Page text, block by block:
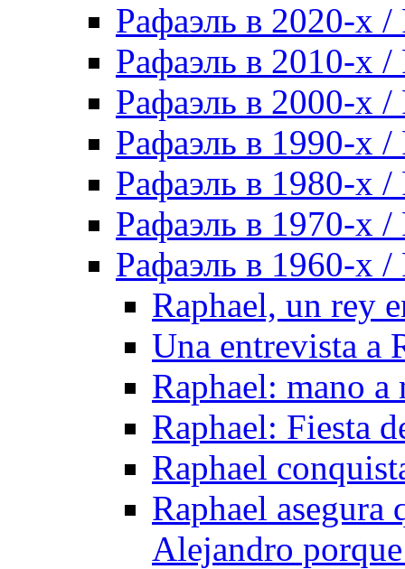
Рафаэль в 2020-х /
Рафаэль в 2010-х /
Рафаэль в 2000-х /
Рафаэль в 1990-х /
Рафаэль в 1980-х /
Рафаэль в 1970-х /
Рафаэль в 1960-х /
Raphael, un rey
Una entrevista a
Raphael: mano a
Raphael: Fiesta
Raphael
Raphael
Alejandro